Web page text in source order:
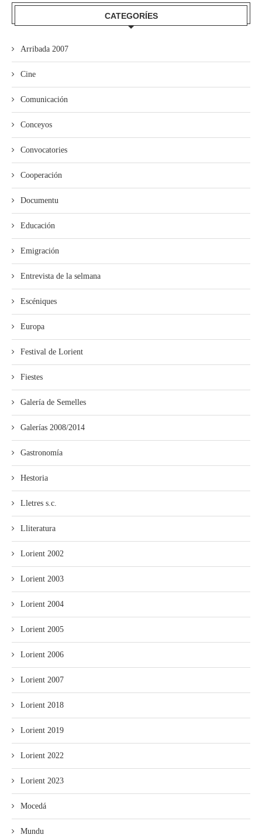
CATEGORÍES
Arribada 2007
Cine
Comunicación
Conceyos
Convocatories
Cooperación
Documentu
Educación
Emigración
Entrevista de la selmana
Escéniques
Europa
Festival de Lorient
Fiestes
Galería de Semelles
Galerías 2008/2014
Gastronomía
Hestoria
Lletres s.c.
Lliteratura
Lorient 2002
Lorient 2003
Lorient 2004
Lorient 2005
Lorient 2006
Lorient 2007
Lorient 2018
Lorient 2019
Lorient 2022
Lorient 2023
Mocedá
Mundu